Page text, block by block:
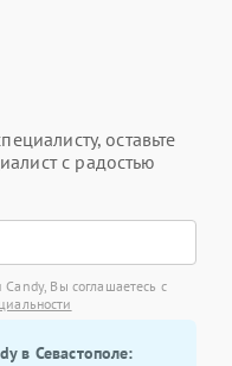
оставьте
с радостью
Вы соглашаетесь с
в Севастополе: